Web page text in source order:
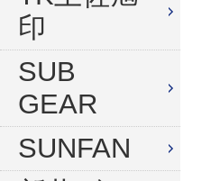
印
SUB
GEAR
SUNFAN